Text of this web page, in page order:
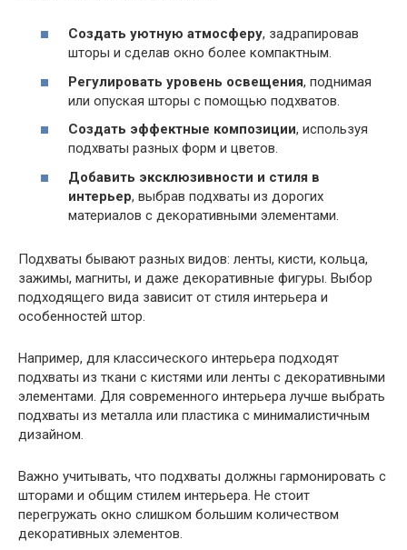
Создать уютную атмосферу, задрапировав
шторы и сделав окно более компактным.
Регулировать уровень освещения, поднимая
или опуская шторы с помощью подхватов.
Создать эффектные композиции, используя
подхваты разных форм и цветов.
Добавить эксклюзивности и стиля в
интерьер, выбрав подхваты из дорогих
материалов с декоративными элементами.
Подхваты бывают разных видов: ленты, кисти, кольца,
зажимы, магниты, и даже декоративные фигуры. Выбор
подходящего вида зависит от стиля интерьера и
особенностей штор.
Например, для классического интерьера подходят
подхваты из ткани с кистями или ленты с декоративными
элементами. Для современного интерьера лучше выбрать
подхваты из металла или пластика с минималистичным
дизайном.
Важно учитывать, что подхваты должны гармонировать с
шторами и общим стилем интерьера. Не стоит
перегружать окно слишком большим количеством
декоративных элементов.